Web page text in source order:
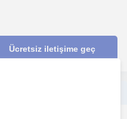
Ücretsiz iletişime geç